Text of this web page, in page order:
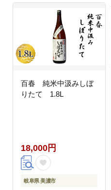
百春 純米中汲みしぼ
りたて 1.8L
18,000円
岐阜県 美濃市